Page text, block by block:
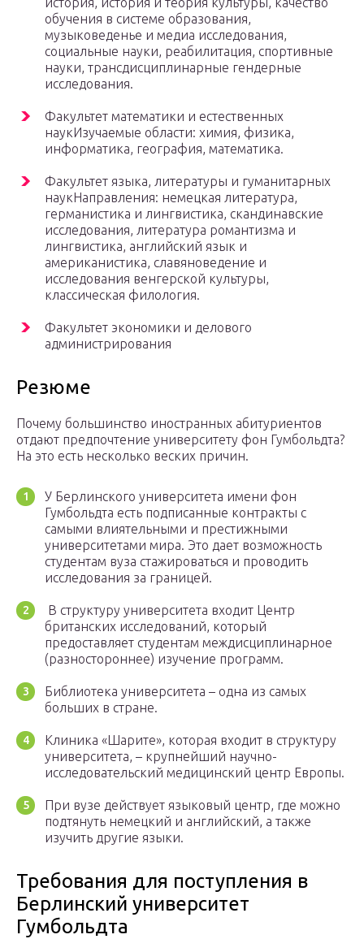
обучения в системе образования,
музыковеденье и медиа исследования,
социальные науки, реабилитация, спортивные
науки, трансдисциплинарные гендерные
исследования.
Факультет математики и естественных
наукИзучаемые области: химия, физика,
информатика, география, математика.
Факультет языка, литературы и гуманитарных
наукНаправления: немецкая литература,
германистика и лингвистика, скандинавские
исследования, литература романтизма и
лингвистика, английский язык и
американистика, славяноведение и
исследования венгерской культуры,
классическая филология.
Факультет экономики и делового
администрирования
Резюме
Почему большинство иностранных абитуриентов
отдают предпочтение университету фон Гумбольдта?
На это есть несколько веских причин.
У Берлинского университета имени фон
Гумбольдта есть подписанные контракты с
самыми влиятельными и престижными
университетами мира. Это дает возможность
студентам вуза стажироваться и проводить
исследования за границей.
В структуру университета входит Центр
британских исследований, который
предоставляет студентам междисциплинарное
(разностороннее) изучение программ.
Библиотека университета – одна из самых
больших в стране.
Клиника «Шарите», которая входит в структуру
университета, – крупнейший научно-
исследовательский медицинский центр Европы.
При вузе действует языковый центр, где можно
подтянуть немецкий и английский, а также
изучить другие языки.
Требования для поступления в
Берлинский университет
Гумбольдта